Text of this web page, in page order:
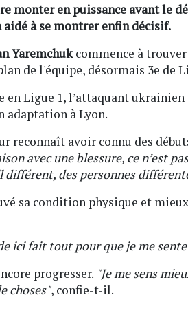
monter en puissance avant le
à se montrer enfin décisif.
Yaremchukcommence à trouver
de l'équipe, désormais 3e de
Ligue 1, l’attaquant ukrainien
adaptation à Lyon.
reconnaît avoir connu des
avec une blessure, ce n’est
différent, des personnes
sa condition physique et
ici fait tout pour que je me
progresser. "Je me sens
choses", confie-t-il.